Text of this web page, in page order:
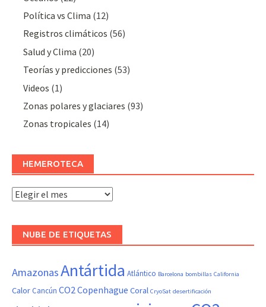
Polí­tica vs Clima (12)
Registros climáticos (56)
Salud y Clima (20)
Teorías y predicciones (53)
Videos (1)
Zonas polares y glaciares (93)
Zonas tropicales (14)
HEMEROTECA
Hemeroteca
NUBE DE ETIQUETAS
AmazonasAntártida Atlántico Barcelona bombillas California
Calor Cancún CO2Copenhague Coral CryoSat desertificación